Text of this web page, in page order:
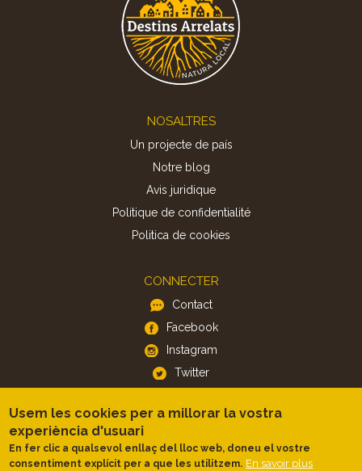
NOSALTRES
Un projecte de país
Notre blog
Avis juridique
Politique de confidentialité
Politica de cookies
CONNECTER
Contact
Facebook
Instagram
Twitter
APP
iOS
Android
Usem les cookies per a millorar la vostra
experiència d'usuari
En fer clic a qualsevol enllaç del lloc web, doneu el vostre
consentiment explícit per a que les utilitzem. En savoir plus